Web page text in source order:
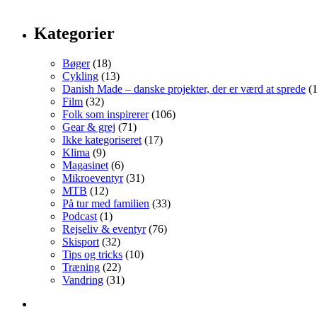
Kategorier
Bøger(18)
Cykling (13)
Danish Made – danske projekter, der er værd at sprede
Film (32)
Folk som inspirerer(106)
Gear & grej (71)
Ikke kategoriseret (17)
Klima (9)
Magasinet (6)
Mikroeventyr(31)
MTB (12)
På tur med familien (33)
Podcast (1)
Rejseliv & eventyr(76)
Skisport (32)
Tips og tricks (10)
Træning (22)
Vandring (31)